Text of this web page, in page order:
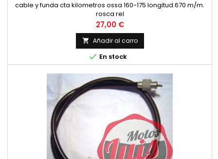
cable y funda cta kilometros ossa 160-175 longitud.670 m/m.
rosca rel
Precio
27,00 €
 Añadir al carro
 En stock